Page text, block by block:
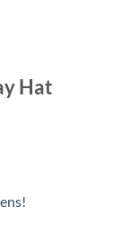
Hat